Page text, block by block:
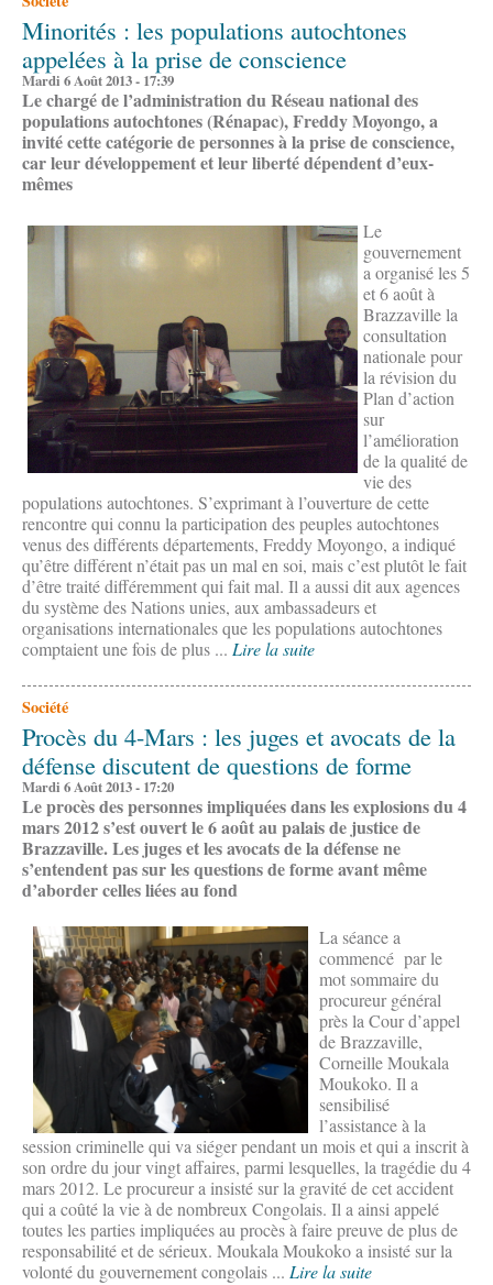
Minorités : les populations autochtones
appelées à la prise de conscience
Mardi 6 Août 2013 - 17:39
Le chargé de l’administration du Réseau national des
populations autochtones (Rénapac), Freddy Moyongo, a
invité cette catégorie de personnes à la prise de conscience,
car leur développement et leur liberté dépendent d’eux-
mêmes
Le
gouvernement
a organisé les 5
et 6 août à
Brazzaville la
consultation
nationale pour
la révision du
Plan d’action
sur
l’amélioration
de la qualité de
vie des
populations autochtones. S’exprimant à l’ouverture de cette
rencontre qui connu la participation des peuples autochtones
venus des différents départements, Freddy Moyongo, a indiqué
qu’être différent n’était pas un mal en soi, mais c’est plutôt le fait
d’être traité différemment qui fait mal. Il a aussi dit aux agences
du système des Nations unies, aux ambassadeurs et
organisations internationales que les populations autochtones
comptaient une fois de plus ... Lire la suite
Société
Procès du 4-Mars : les juges et avocats de la
défense discutent de questions de forme
Mardi 6 Août 2013 - 17:20
Le procès des personnes impliquées dans les explosions du 4
mars 2012 s’est ouvert le 6 août au palais de justice de
Brazzaville. Les juges et les avocats de la défense ne
s’entendent pas sur les questions de forme avant même
d’aborder celles liées au fond
La séance a
commencé par le
mot sommaire du
procureur général
près la Cour d’appel
de Brazzaville,
Corneille Moukala
Moukoko. Il a
sensibilisé
l’assistance à la
session criminelle qui va siéger pendant un mois et qui a inscrit à
son ordre du jour vingt affaires, parmi lesquelles, la tragédie du 4
mars 2012. Le procureur a insisté sur la gravité de cet accident
qui a coûté la vie à de nombreux Congolais. Il a ainsi appelé
toutes les parties impliquées au procès à faire preuve de plus de
responsabilité et de sérieux. Moukala Moukoko a insisté sur la
volonté du gouvernement congolais ... Lire la suite